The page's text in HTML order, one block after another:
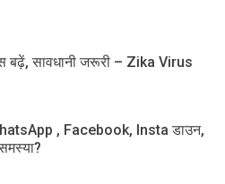
बढ़ें, सावधानी जरूरी – Zika Virus
, Facebook, Insta डाउन,